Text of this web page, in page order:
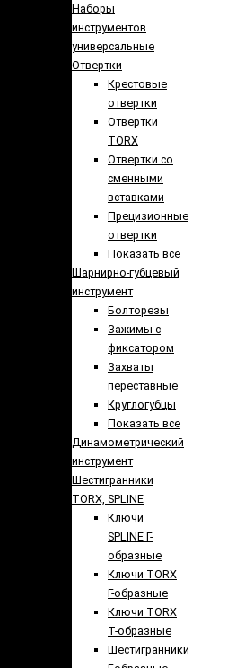
Наборы
инструментов
универсальные
Отвертки
Крестовые
отвертки
Отвертки
TORX
Отвертки со
сменными
вставками
Прецизионные
отвертки
Показать все
Шарнирно-губцевый
инструмент
Болторезы
Зажимы с
фиксатором
Захваты
переставные
Круглогубцы
Показать все
Динамометрический
инструмент
Шестигранники
TORX, SPLINE
Ключи
SPLINE Г-
образные
Ключи TORX
Г-образные
Ключи TORX
Т-образные
Шестигранники